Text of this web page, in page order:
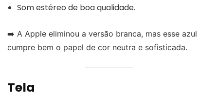
Som estéreo de boa qualidade.
➡️ A Apple eliminou a versão branca, mas esse azul
cumpre bem o papel de cor neutra e sofisticada.
Tela